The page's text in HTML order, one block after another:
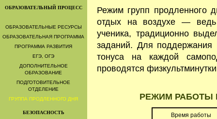
Режим групп продленного
отдых на воздухе — ведь
ученика, традиционно
заданий. Для поддержания
тонуса на каждой
проводятся
РЕЖИМ РАБОТЫ
Время работы
ОБРАЗОВАТЕЛЬНЫЙ ПРОЦЕСС
ОБРАЗОВАТЕЛЬНЫЕ РЕСУРСЫ
ОБРАЗОВАТЕЛЬНАЯ ПРОГРАММА
ПРОГРАММА РАЗВИТИЯ
ЕГЭ, ОГЭ
ДОПОЛНИТЕЛЬНОЕ
ОБРАЗОВАНИЕ
ПОДГОТОВИТЕЛЬНОЕ
ОТДЕЛЕНИЕ
ГРУППА ПРОДЛЕННОГО ДНЯ
БЕЗОПАСНОСТЬ